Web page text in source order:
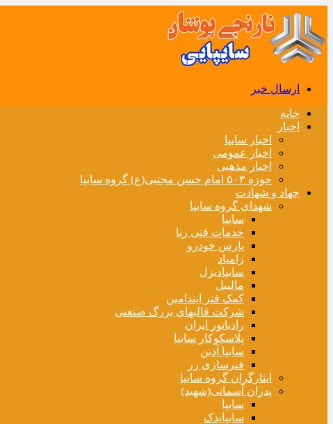
ارسال خبر
خانه
اخبار
اخبار سایپا
اخبار عمومی
اخبار مذهبی
حوزه ۵۰۳ امام حسن مجتبی(ع) گروه سایپا
جهاد و شهادت
شهدای گروه سایپا
سایپا
خدمات فنی رنا
پارس خودرو
زامیاد
سایپادیزل
مالیبل
کمک فنر ایندامین
شرکت قالبهای بزرگ صنعتی
رادیاتور ایران
پلاسکوکار سایپا
سایپا آذین
فنرسازی زر
ایثارگران گروه سایپا
پدران آسمانی(شهید)
سایپا
سایپایدک